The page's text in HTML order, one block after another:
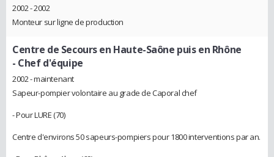
2002 - 2002
Monteur sur ligne de production
Centre de Secours en Haute-Saône puis en Rhône
- Chef d'équipe
2002 - maintenant
Sapeur-pompier volontaire au grade de Caporal chef
- Pour LURE (70)
Centre d'environs 50 sapeurs-pompiers pour 1800 interventions par an.